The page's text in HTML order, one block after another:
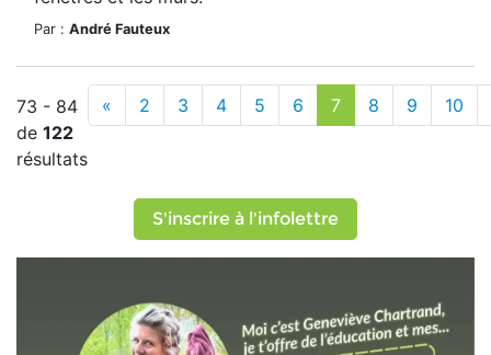
Par : André Fauteux
73 - 84
de 122
résultats
« 2 3 4 5 6 7 8 9 10
S'inscrire à l'infolettre